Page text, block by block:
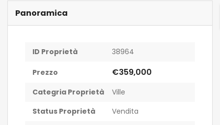
Panoramica
ID Proprietà 38964
Prezzo €359,000
Categria Proprietà
Ville
Status Proprietà
Vendita